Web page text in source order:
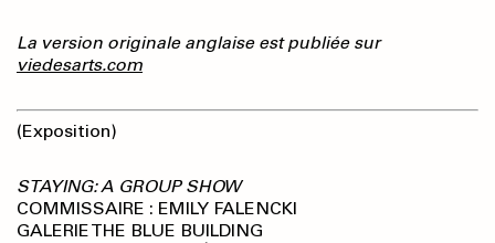
La version originale anglaise est publiée sur
viedesarts.com
(Exposition)
STAYING: A GROUP SHOW
COMMISSAIRE : EMILY FALENCKI
GALERIE THE BLUE BUILDING